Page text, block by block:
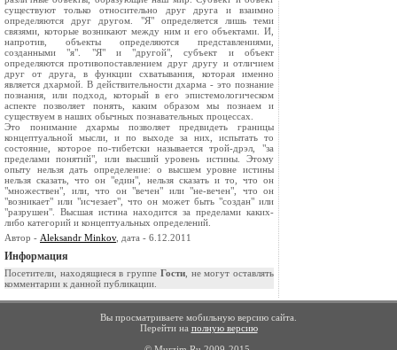
существуют только относительно друг друга и взаимно
определяются друг другом. "Я" определяется лишь теми
связями, которые возникают между ним и его объектами. И,
напротив, объекты определяются представлениями,
созданными "я". "Я" и "другой", субъект и объект
определяются противопоставлением друг другу и отличием
друг от друга, в функции схватывания, которая именно
является дхармой. В действительности дхарма - это познание
познания, или подход, который в его эпистемологическом
аспекте позволяет понять, каким образом мы познаем и
существуем в наших обычных познавательных процессах.
Это понимание дхармы позволяет предвидеть границы
концептуальной мысли, и по выходе за них, испытать то
состояние, которое по-тибетски называется трой-дрэл, "за
пределами понятий", или высший уровень истины. Этому
опыту нельзя дать определение: о высшем уровне истины
нельзя сказать, что он "един", нельзя сказать и то, что он
"множествен", или, что он "вечен" или "не-вечен", что он
"возникает" или "исчезает", что он может быть "создан" или
"разрушен". Высшая истина находится за пределами каких-
либо категорий и концептуальных определений.
Автор - Aleksandr Minkov, дата - 6.12.2011
Информация
Посетители, находящиеся в группе Гости, не могут оставлять
комментарии к данной публикации.
Вы просматриваете мобильную версию сайта.
Перейти на полную версию